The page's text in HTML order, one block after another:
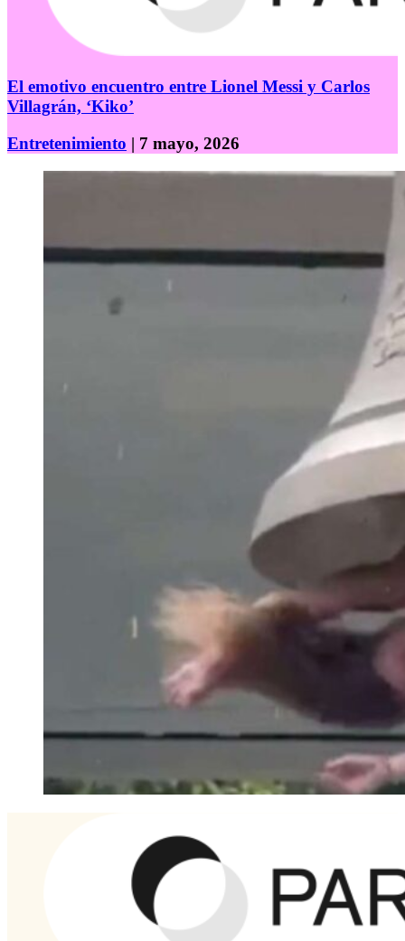
El emotivo encuentro entre Lionel Messi y Carlos
Villagrán, ‘Kiko’
Entretenimiento | 7 mayo, 2026